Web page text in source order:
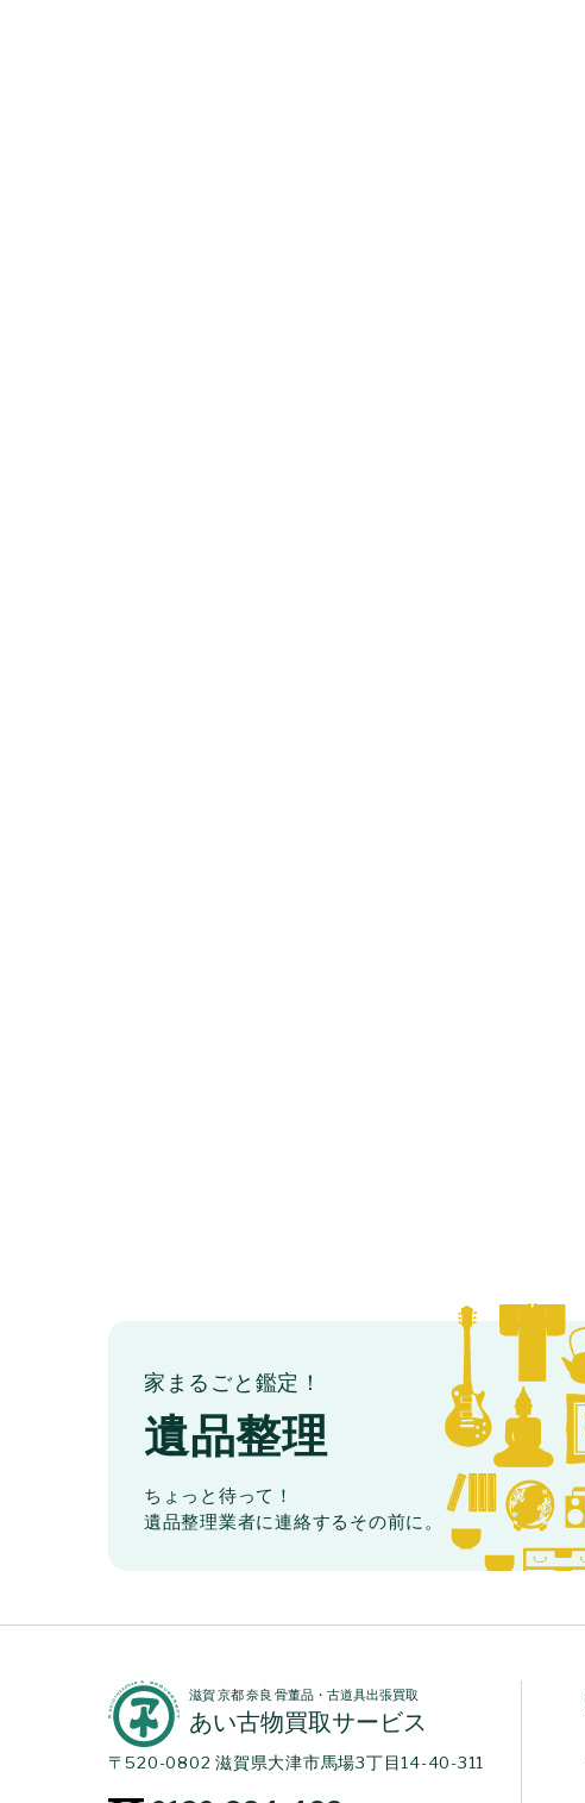
家まるごと鑑定！
遺品整理
ちょっと待って！
遺品整理業者に連絡するその前に。
滋賀 京都 奈良 骨董品・古道具出張買取
あい古物買取サービス
〒520-0802 滋賀県大津市馬場3丁目14-40-311